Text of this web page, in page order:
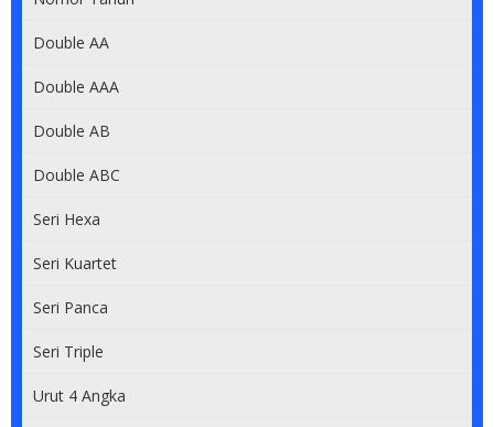
Double AA
Double AAA
Double AB
Double ABC
Seri Hexa
Seri Kuartet
Seri Panca
Seri Triple
Urut 4 Angka